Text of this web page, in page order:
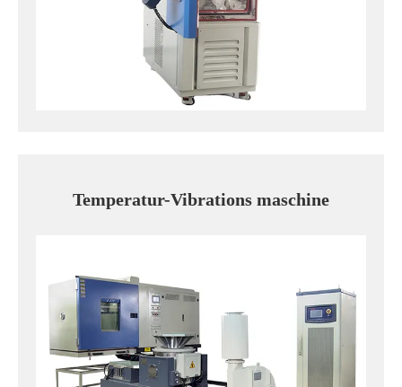
Temperatur-Vibrations maschine